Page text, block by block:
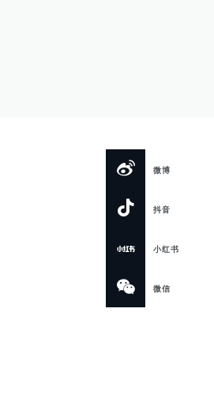
微博
抖音
小红书
微信